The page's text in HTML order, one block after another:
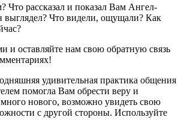
Что рассказал и показал Вам Ангел-
выглядел? Что видели, ощущали? Как
и оставляйте нам свою обратную связь
удивительная практика общения
помогла Вам обрести веру и
нового, возможно увидеть свою
с другой стороны. Используйте